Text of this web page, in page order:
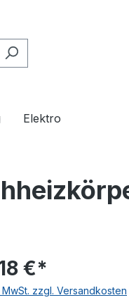
Elektro
€*
zzgl. Versandkosten